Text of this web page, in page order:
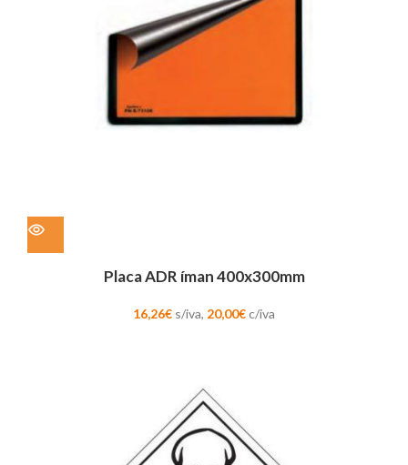
Placa ADR íman 400x300mm
16,26€ s/iva, 20,00€c/iva